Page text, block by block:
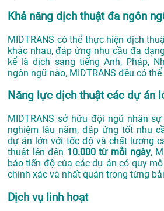
Khả năng dịch thuật đa ngôn
MIDTRANS có thể thực hiện dịch
khác nhau, đáp ứng nhu cầu đa
kể là dịch sang tiếng Anh, Pháp,
ngôn ngữ nào, MIDTRANS đều có
Năng lực dịch thuật các dự án
MIDTRANS sở hữu đội ngũ nhân
nghiệm lâu năm, đáp ứng tốt nhu
dự án lớn với tốc độ và chất lượng
thuật lên đến 10.000 từ mỗi ngày,
bảo tiến độ của các dự án có quy
chính xác và nhất quán trong từng
Dịch vụ linh hoạt